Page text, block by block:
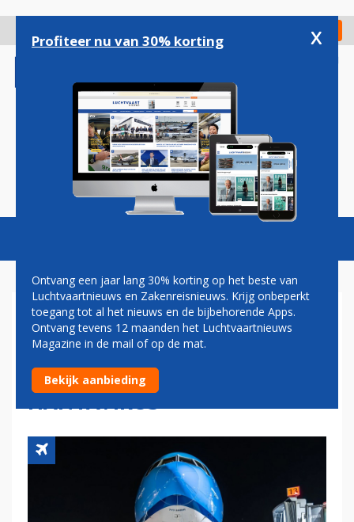
gaan
Check in
Magazine Podcasts Vacatures
KLM-STEWARDESS
OPGENOMEN VANWEGE
MOGELIJKE BESMETTING
HANTAVIRUS
Profiteer nu van 30% korting x
Ontvang een jaar lang 30% korting op het beste van
Luchtvaartnieuws en Zakenreisnieuws. Krijg onbeperkt
toegang tot al het nieuws en de bijbehorende Apps.
Ontvang tevens 12 maanden het Luchtvaartnieuws
Magazine in de mail of op de mat.
Bekijk aanbieding